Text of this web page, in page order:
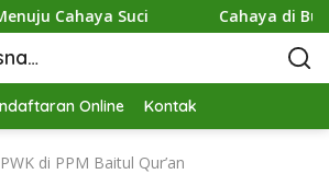
Suci Cahaya di Bukit
Online Kontak
di PPM Baitul Qur’an